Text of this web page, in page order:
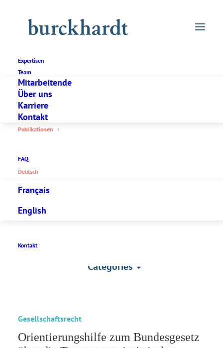
Expertisen
Team
Mitarbeitende
Über uns
Karriere
Kontakt
Publikationen
FAQ
Deutsch
Français
English
Kontakt
Unser Wissen
Die regelmässige Weiterbildung und die
Wir publizieren regelmässig und halten in
unseren Fachgebieten Vorträge.
Categories
Gesellschaftsrecht
Orientierungshilfe zum Bundesgesetz